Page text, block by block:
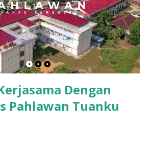
Dengan
Pahlawan Tuanku